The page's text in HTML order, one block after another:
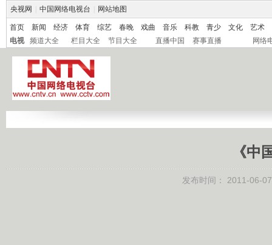
央视网 中国网络电视台 网站地图
首页 新闻 经济 体育 综艺 春晚 戏曲 音乐 科教 青少 文化
艺术
电视
频道大全 栏目大全 节目大全 直播中国 赛事直播 网络
《中
发布时间： 2011-06-